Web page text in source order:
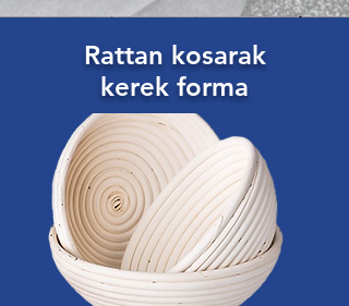
Rattan kosarak
kerek forma